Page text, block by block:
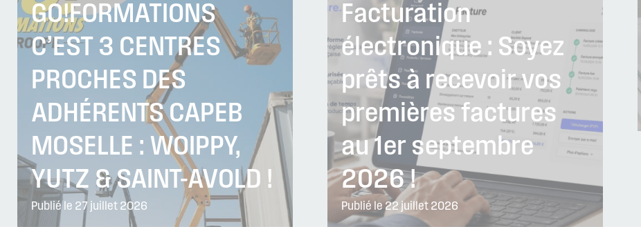
GO!FORMATIONS
C’EST 3 CENTRES
PROCHES DES
ADHÉRENTS CAPEB
MOSELLE : WOIPPY,
YUTZ & SAINT-AVOLD !
Publié le 27 juillet 2026
Facturation
électronique : Soyez
prêts à recevoir vos
premières factures
au 1er septembre
2026 !
Publié le 22 juillet 2026